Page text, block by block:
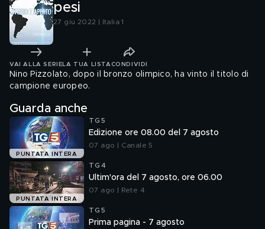
pesi
27 giu 2022 | Italia 1
VAI ALLA SERIE LA TUA LISTA CONDIVIDI
Nino Pizzolato, dopo il bronzo olimpico, ha vinto il titolo di
campione europeo.
Guarda anche
PUNTATA INTERA
TG5
Edizione ore 08.00 del 7 agosto
07 ago | Canale 5
PUNTATA INTERA
TG4
Ultim'ora del 7 agosto, ore 06.00
07 ago | Rete 4
TG5
Prima pagina - 7 agosto